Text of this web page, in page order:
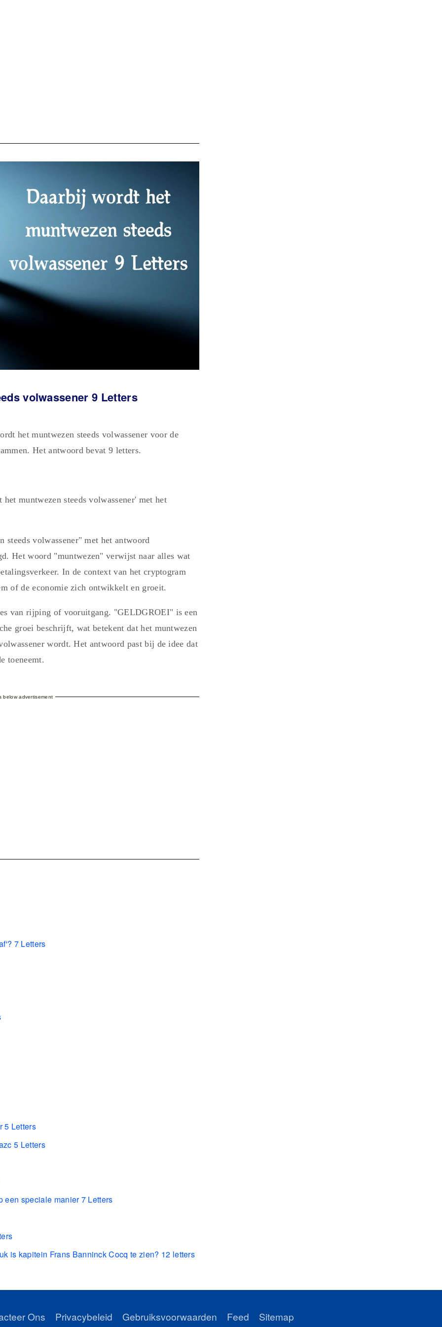
volwassener 9 Letters
het muntwezen steeds volwassener voor de
Het antwoord bevat 9 letters.
muntwezen steeds volwassener' met het
volwassener" met het antwoord
Het woord "muntwezen" verwijst naar alles wat
In de context van het cryptogram
of de economie zich ontwikkelt en groeit.
van rijping of vooruitgang. "GELDGROEI" is een
groei beschrijft, wat betekent dat het muntwezen
wordt. Het antwoord past bij de idee dat
toeneemt.
below advertisement
7 Letters
5 Letters
5 Letters
een speciale manier 7 Letters
is kapitein Frans Banninck Cocq te zien? 12 letters
Ons Privacybeleid Gebruiksvoorwaarden Feed Sitemap